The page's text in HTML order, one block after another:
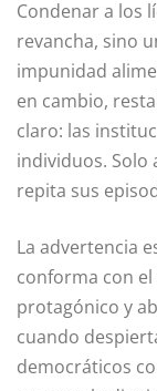
Condenar a los
revancha, sino
impunidad
en cambio,
claro: las
individuos. Solo
repita sus
La advertencia
conforma con el
protagónico y
cuando
democráticos